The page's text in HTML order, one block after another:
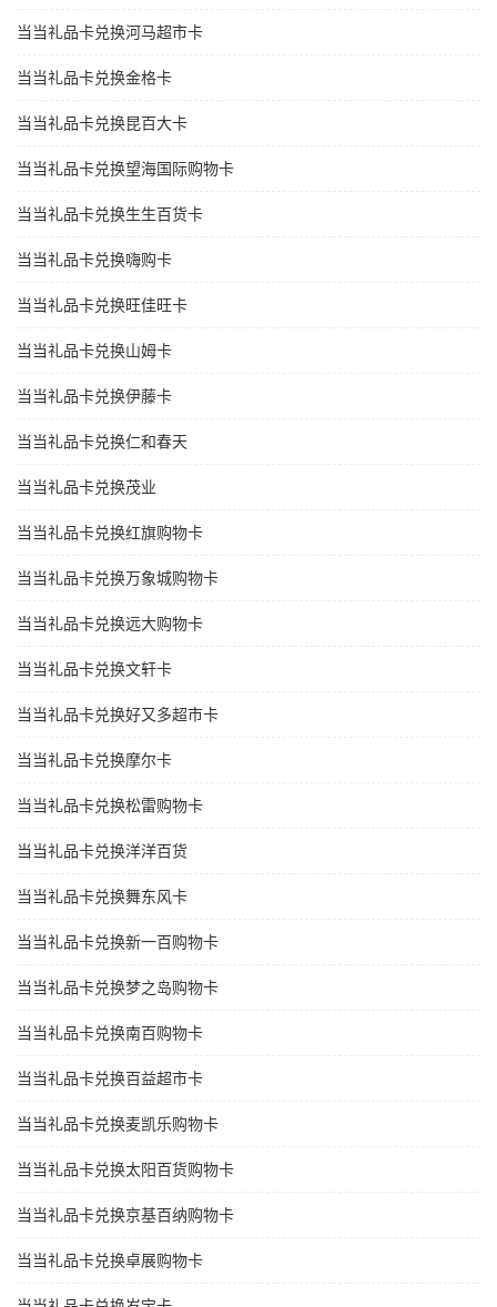
当当礼品卡兑换河马超市卡
当当礼品卡兑换金格卡
当当礼品卡兑换昆百大卡
当当礼品卡兑换望海国际购物卡
当当礼品卡兑换生生百货卡
当当礼品卡兑换嗨购卡
当当礼品卡兑换旺佳旺卡
当当礼品卡兑换山姆卡
当当礼品卡兑换伊藤卡
当当礼品卡兑换仁和春天
当当礼品卡兑换茂业
当当礼品卡兑换红旗购物卡
当当礼品卡兑换万象城购物卡
当当礼品卡兑换远大购物卡
当当礼品卡兑换文轩卡
当当礼品卡兑换好又多超市卡
当当礼品卡兑换摩尔卡
当当礼品卡兑换松雷购物卡
当当礼品卡兑换洋洋百货
当当礼品卡兑换舞东风卡
当当礼品卡兑换新一百购物卡
当当礼品卡兑换梦之岛购物卡
当当礼品卡兑换南百购物卡
当当礼品卡兑换百益超市卡
当当礼品卡兑换麦凯乐购物卡
当当礼品卡兑换太阳百货购物卡
当当礼品卡兑换京基百纳购物卡
当当礼品卡兑换卓展购物卡